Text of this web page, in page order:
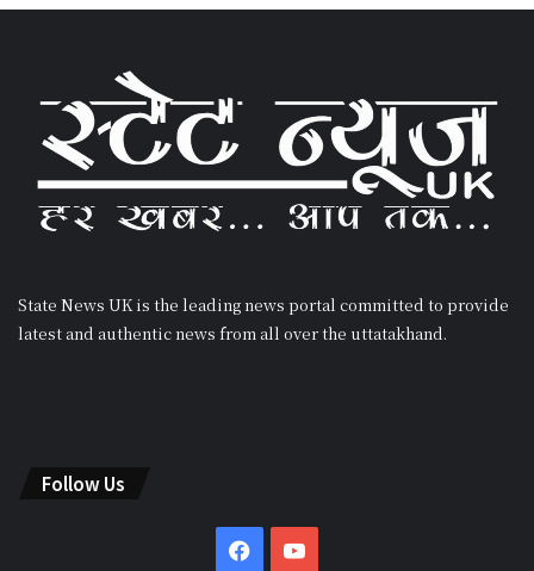
State News UK is the leading news portal committed to provide
latest and authentic news from all over the uttatakhand.
Follow Us
Facebook